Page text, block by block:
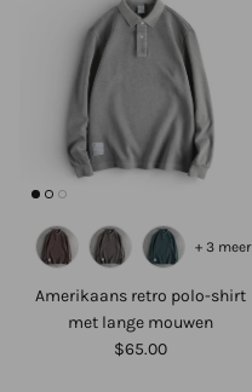
Amerikaans retro polo-shirt
met lange mouwen
$65.00
+ 3 meer